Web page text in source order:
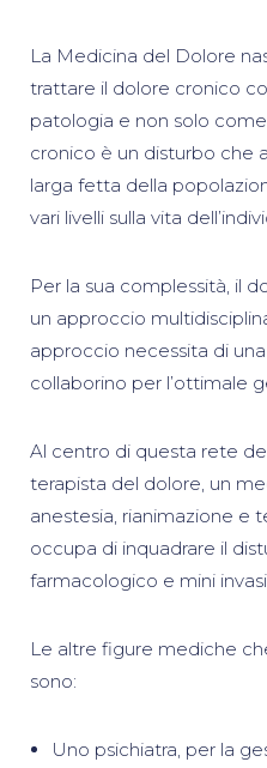
La Medicina del Dolore
trattare il dolore cronico
patologia e non solo
cronico è un disturbo che
larga fetta della
vari livelli sulla vita
Per la sua complessità, il
un approccio
approccio necessita di
collaborino per l’ottimale
Al centro di questa rete
terapista del dolore, un
anestesia, rianimazione e
occupa di inquadrare il
farmacologico e mini
Le altre figure mediche
sono:
Uno psichiatra, per la